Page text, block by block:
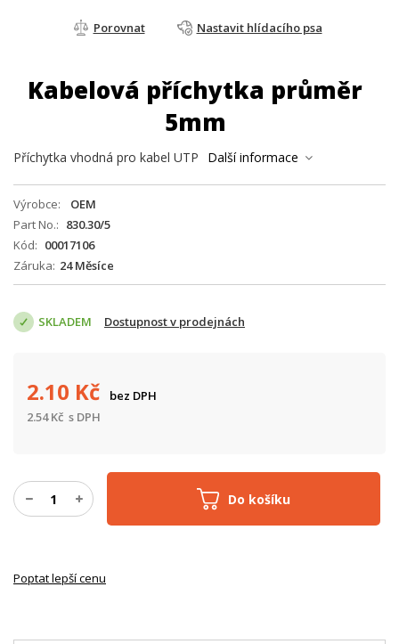
Porovnat Nastavit hlídacího psa
Kabelová příchytka průměr
5mm
Příchytka vhodná pro kabel UTP Další informace
Výrobce
OEM
Part No.
830.30/5
Kód
00017106
Záruka 24 Měsíce
SKLADEM Dostupnost v prodejnách
Do košíku
2.10 Kč
bez DPH
2.54Kč s DPH
Poptat lepší cenu